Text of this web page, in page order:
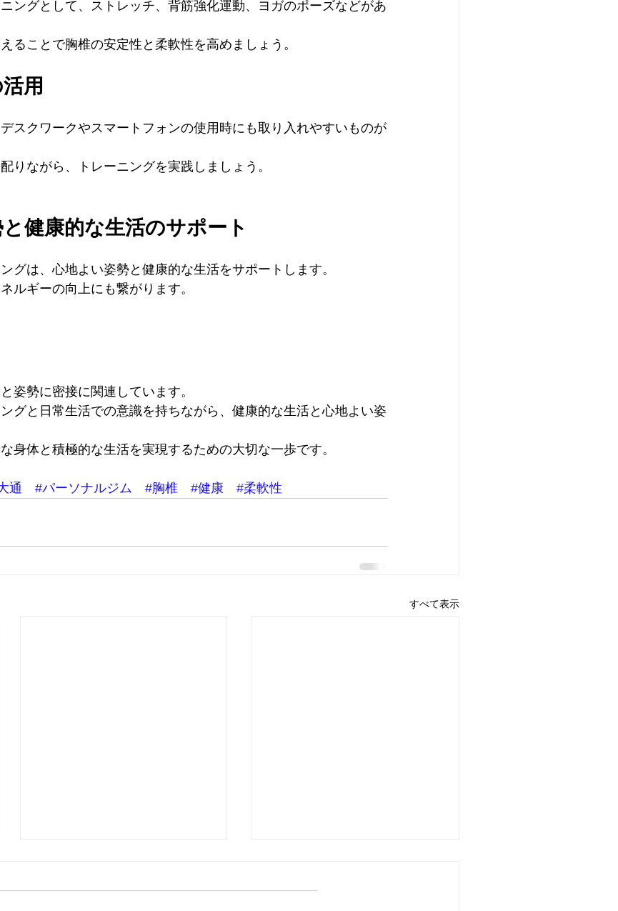
ングとして、ストレッチ、背筋強化運動、ヨガのポーズなどがあ
ることで胸椎の安定性と柔軟性を高めましょう。
用
スクワークやスマートフォンの使用時にも取り入れやすいものが
りながら、トレーニングを実践しましょう。
健康的な生活のサポート
グは、心地よい姿勢と健康的な生活をサポートします。
ルギーの向上にも繋がります。
姿勢に密接に関連しています。
グと日常生活での意識を持ちながら、健康的な生活と心地よい姿
身体と積極的な生活を実現するための大切な一歩です。
通 #パーソナルジム #胸椎 #健康 #柔軟性
すべて表示